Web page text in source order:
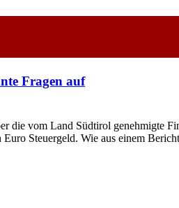
Fragen auf
die vom Land Südtirol genehmigte
Steuergeld. Wie aus einem